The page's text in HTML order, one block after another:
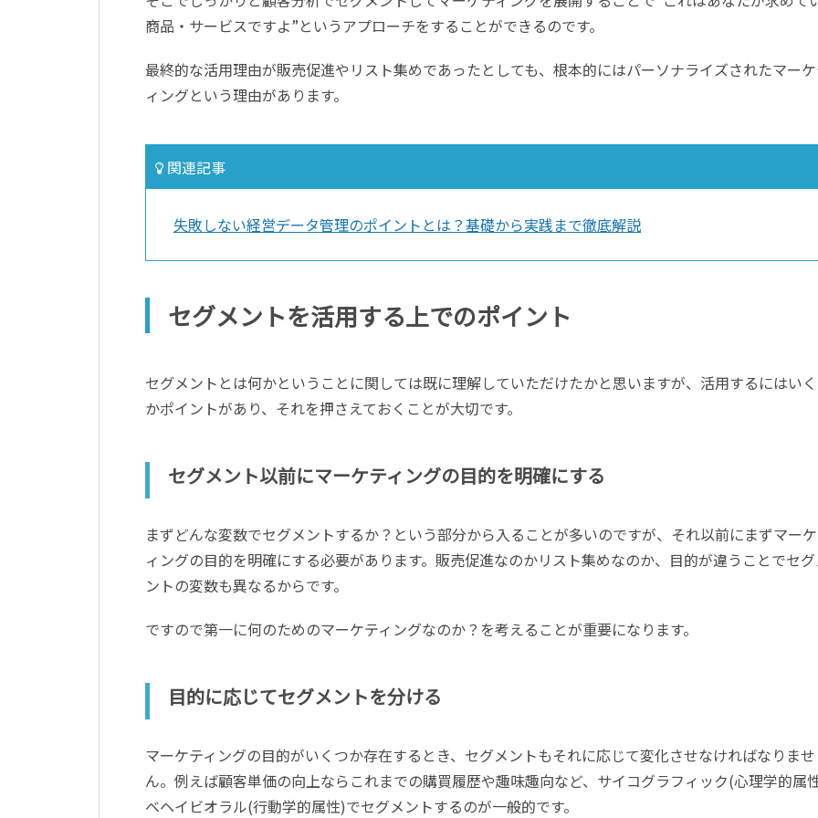
商品・サービスですよ”というアプローチをすることができるのです。
最終的な活用理由が販売促進やリスト集めであったとしても、根本的にはパーソナライズされたマー
ィングという理由があります。
関連記事
失敗しない経営データ管理のポイントとは？基礎から実践まで徹底解説
セグメントを活用する上でのポイント
セグメントとは何かということに関しては既に理解していただけたかと思いますが、活用するにはい
かポイントがあり、それを押さえておくことが大切です。
セグメント以前にマーケティングの目的を明確にする
まずどんな変数でセグメントするか？という部分から入ることが多いのですが、それ以前にまずマー
ィングの目的を明確にする必要があります。販売促進なのかリスト集めなのか、目的が違うことでセ
ントの変数も異なるからです。
ですので第一に何のためのマーケティングなのか？を考えることが重要になります。
目的に応じてセグメントを分ける
マーケティングの目的がいくつか存在するとき、セグメントもそれに応じて変化させなければなりませ
ん。例えば顧客単価の向上ならこれまでの購買履歴や趣味趣向など、サイコグラフィック(心理学的属
ベヘイビオラル(行動学的属性)でセグメントするのが一般的です。